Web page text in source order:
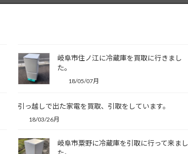
岐阜市住ノ江に冷蔵庫を買取に行きまし
た。
18/05/07月
引っ越しで出た家電を買取、引取をしています。
18/03/26月
岐阜市粟野に冷蔵庫を引取に行って来まし